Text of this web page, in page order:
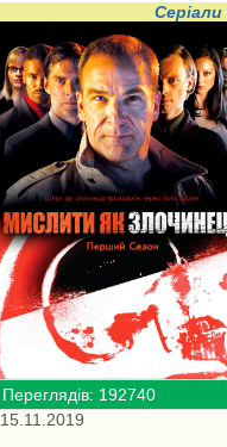
Серіали
Переглядів: 192740
15.11.2019